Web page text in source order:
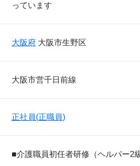
っています
大阪府 大阪市生野区
大阪市営千日前線
正社員(正職員)
■介護職員初任者研修（ヘルパー2